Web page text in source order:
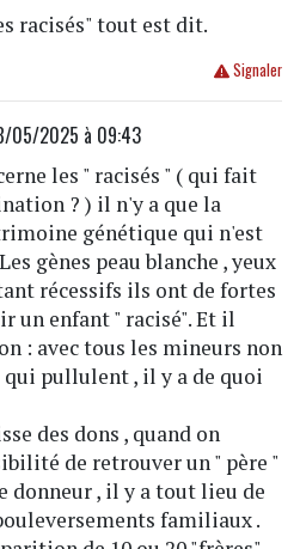
racisés" tout est dit.
Signaler
05/2025 à 09:43
les " racisés " ( qui fait
? ) il n'y a que la
génétique qui n'est
gènes peau blanche , yeux
récessifs ils ont de fortes
un enfant " racisé". Et il
: avec tous les mineurs non
qui pullulent , il y a de quoi
des dons , quand on
de retrouver un " père "
donneur , il y a tout lieu de
familiaux .